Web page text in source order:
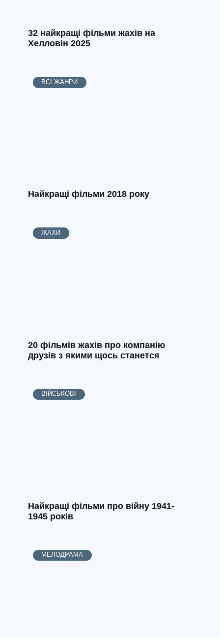
32 найкращі фільми жахів на
Хелловін 2025
ВСІ ЖАНРИ
Найкращі фільми 2018 року
ЖАХИ
20 фільмів жахів про компанію
друзів з якими щось станется
ВІЙСЬКОВІ
Найкращі фільми про війну 1941-
1945 років
МЕЛОДРАМА